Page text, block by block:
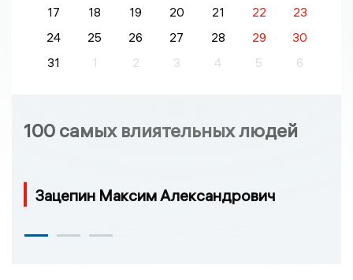
17
18 19 20 21 22
23
24
25 26 27 28 29
30
31
1 2 3 4 5 6
100 самых влиятельных людей
Зацепин Максим Александрович